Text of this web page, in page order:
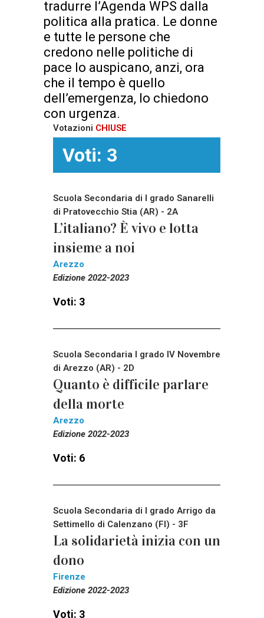
tradurre l’Agenda WPS dalla
politica alla pratica. Le donne
e tutte le persone che
credono nelle politiche di
pace lo auspicano, anzi, ora
che il tempo è quello
dell’emergenza, lo chiedono
con urgenza.
Votazioni CHIUSE
Voti: 3
Scuola Secondaria di I grado Sanarelli
di Pratovecchio Stia (AR) - 2A
L’italiano? È vivo e lotta
insieme a noi
Arezzo
Edizione 2022-2023
Voti: 3
Scuola Secondaria I grado IV Novembre
di Arezzo (AR) - 2D
Quanto è difficile parlare
della morte
Arezzo
Edizione 2022-2023
Voti: 6
Scuola Secondaria di I grado Arrigo da
Settimello di Calenzano (FI) - 3F
La solidarietà inizia con un
dono
Firenze
Edizione 2022-2023
Voti: 3